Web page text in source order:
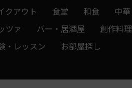
クアウト 食堂 和食 中華
ツァ バー・居酒屋 創作料理
・レッスン お部屋探し